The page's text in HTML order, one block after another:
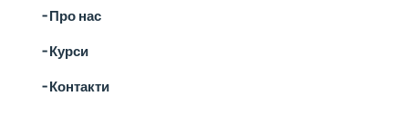
╶ Про нас
╶ Курси
╶ Контакти